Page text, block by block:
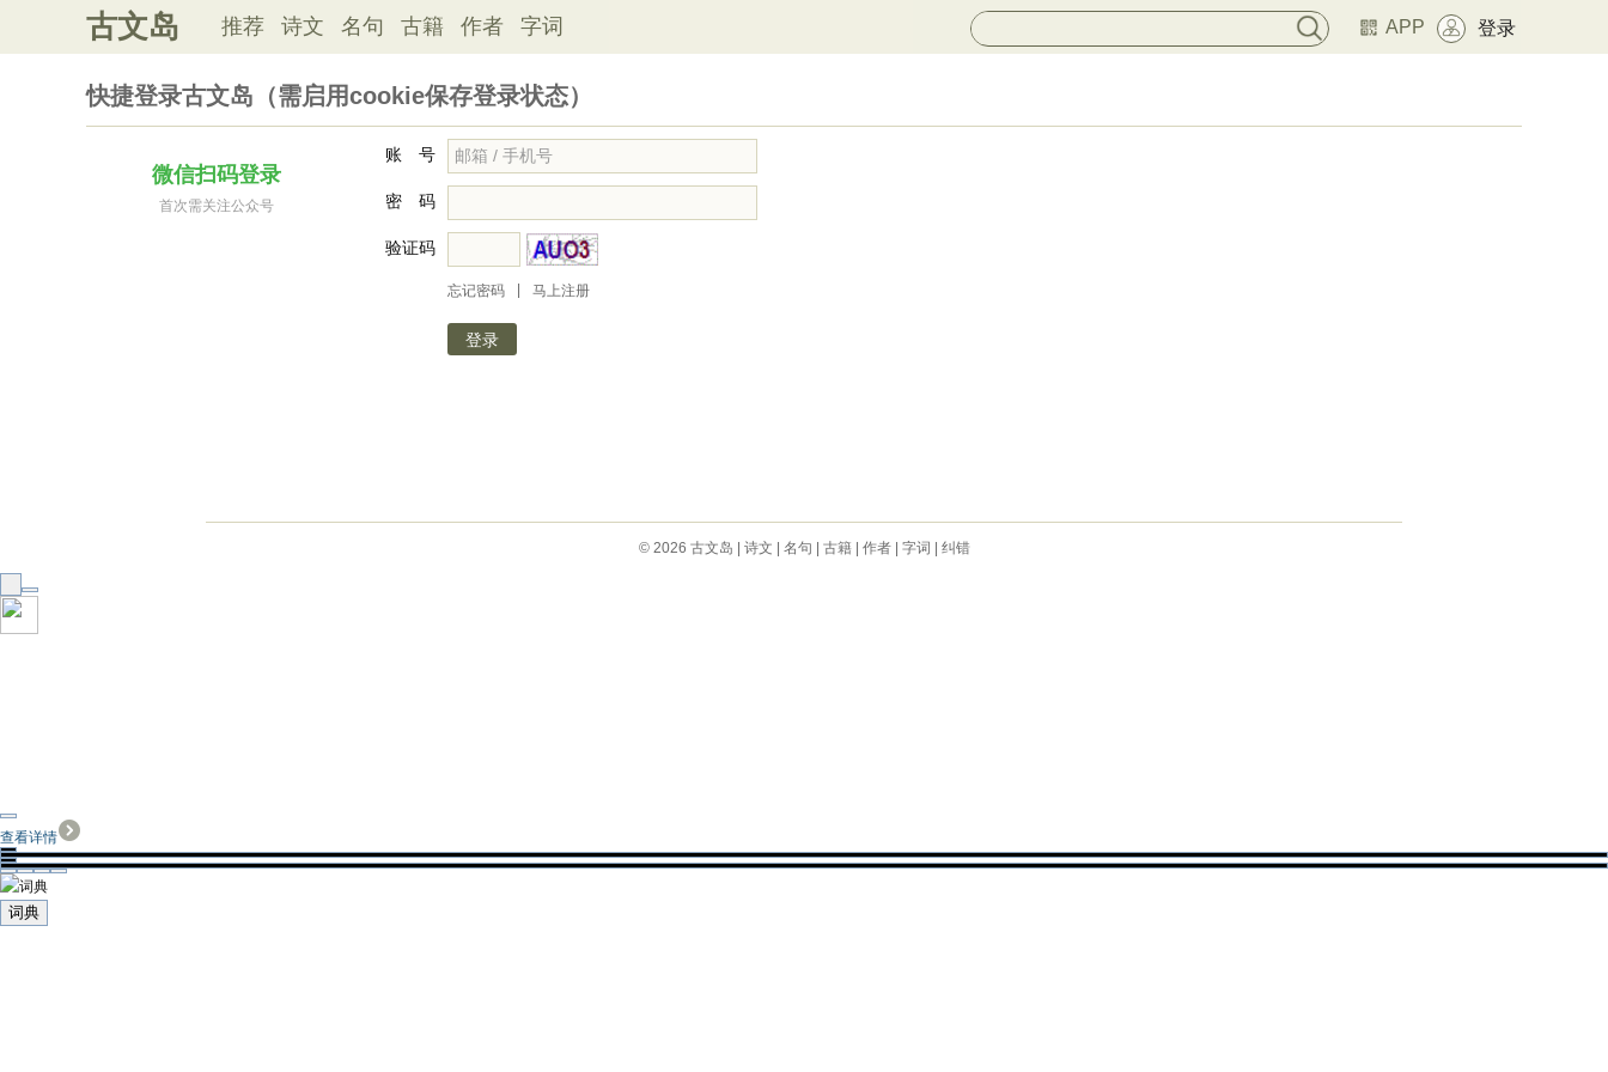
古文岛 推荐 诗文 名句 古籍 作者 字词 APP 登录
快捷登录古文岛（需启用cookie保存登录状态）
微信扫码登录
首次需关注公众号
账 号
密 码
验证码
忘记密码 马上注册
© 2026 古文岛 诗文 名句 古籍| 作者| 字词 纠错
查看详情
词典